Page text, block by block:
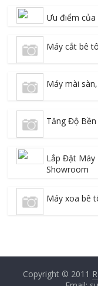
Ưu điểm của
Máy cắt bê
Máy mài
Tăng Độ Bền
Lắp Đặt Máy
Showroom
Máy xoa bê
Copyright © 2011